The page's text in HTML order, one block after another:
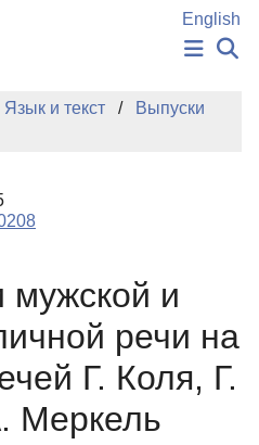
English
ЗНАНИЙ
СЛОВА
Язык и текст
Выпуски
мужской и
речи на
Г. Коля, Г.
Меркель